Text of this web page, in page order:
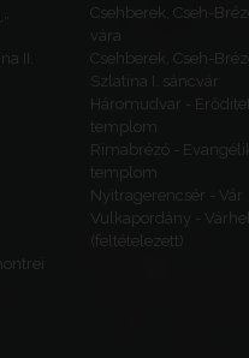
Csehberek, Cseh-
vára
II.
Csehberek, Cseh-
Szlatina I. sáncvár
Háromudvar -
templom
Rimabrézó -
templom
Nyitragerencsér - Vár
Vulkapordány -
(feltételezett)